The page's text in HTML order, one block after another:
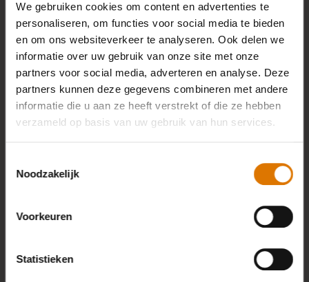
We gebruiken cookies om content en advertenties te
personaliseren, om functies voor social media te bieden
en om ons websiteverkeer te analyseren. Ook delen we
informatie over uw gebruik van onze site met onze
partners voor social media, adverteren en analyse. Deze
partners kunnen deze gegevens combineren met andere
informatie die u aan ze heeft verstrekt of die ze hebben
verzameld op basis van uw gebruik van hun services.
Noodzakelijk
Voorkeuren
Statistieken